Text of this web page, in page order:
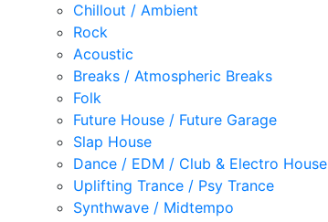
Chillout / Ambient
Rock
Acoustic
Breaks / Atmospheric Breaks
Folk
Future House / Future Garage
Slap House
Dance / EDM / Club & Electro House
Uplifting Trance / Psy Trance
Synthwave / Midtempo